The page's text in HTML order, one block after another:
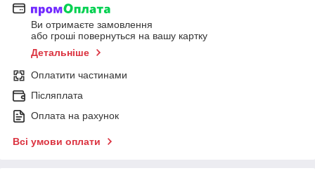
Ви отримаєте замовлення
або гроші повернуться на вашу картку
Детальніше
Оплатити частинами
Післяплата
Оплата на рахунок
Всі умови оплати